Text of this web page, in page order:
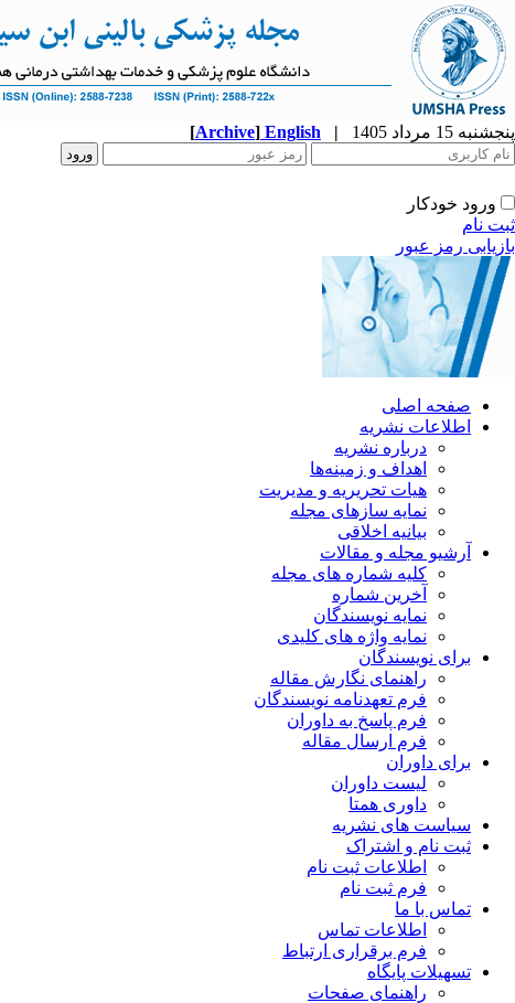
پنجشنبه 15 مرداد 1405 |
English
[Archive]
ورود خودکار
ثبت نام
بازیابی رمز عبور
صفحه اصلی
اطلاعات نشریه
درباره نشریه
اهداف و زمینه‌ها
هیات تحریریه و مدیریت
نمایه سازهای مجله
بیانیه اخلاقی
آرشیو مجله و مقالات
کلیه شماره های مجله
آخرین شماره
نمایه نویسندگان
نمایه واژه های کلیدی
برای نویسندگان
راهنمای نگارش مقاله
فرم تعهدنامه نویسندگان
فرم پاسخ به داوران
فرم ارسال مقاله
برای داوران
لیست داوران
داوری همتا
سیاست های نشریه
ثبت نام و اشتراک
اطلاعات ثبت نام
فرم ثبت نام
تماس با ما
اطلاعات تماس
فرم برقراری ارتباط
تسهیلات پایگاه
راهنمای صفحات